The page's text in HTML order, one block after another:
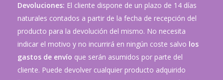
Devoluciones: El cliente dispone de un plazo de 14 días
naturales contados a partir de la fecha de recepción del
producto para la devolución del mismo. No necesita
indicar el motivo y no incurrirá en ningún coste salvo los
gastos de envío que serán asumidos por parte del
cliente. Puede devolver cualquier producto adquirido